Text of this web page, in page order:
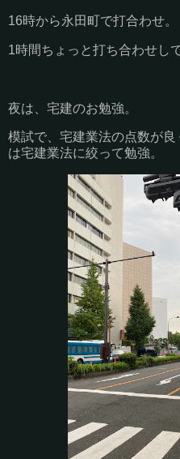
16時から永田町で打合わせ。
1時間ちょっと打ち合わせし
夜は、宅建のお勉強。
模試で、宅建業法の点数が
は宅建業法に絞って勉強。